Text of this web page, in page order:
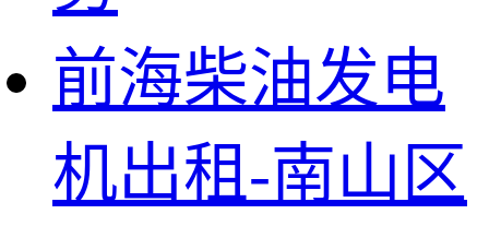
前海柴油发电
机出租-南山区